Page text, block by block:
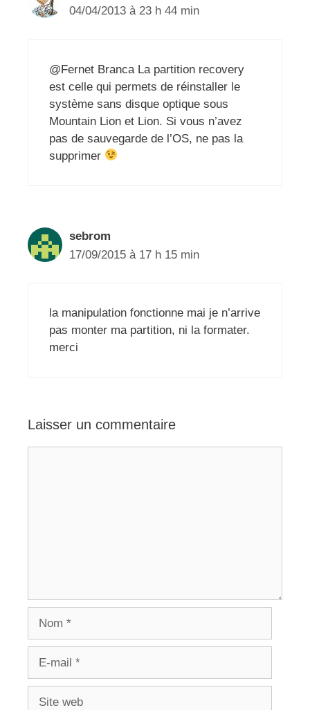
04/04/2013 à 23 h 44 min
@Fernet Branca La partition recovery
est celle qui permets de réinstaller le
système sans disque optique sous
Mountain Lion et Lion. Si vous n’avez
pas de sauvegarde de l’OS, ne pas la
supprimer
sebrom
17/09/2015 à 17 h 15 min
la manipulation fonctionne mai je n’arrive
pas monter ma partition, ni la formater.
merci
Laisser un commentaire